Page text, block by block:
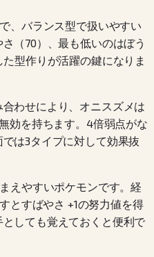
、バランス型で扱いやすい
（70）、最も低いのはぼう
型作りが活躍の鍵になりま
わせにより、オニスズメは
効を持ちます。4倍弱点がな
は3タイプに対して効果抜
えやすいポケモンです。経
とすばやさ +1の努力値を得
しても覚えておくと便利で